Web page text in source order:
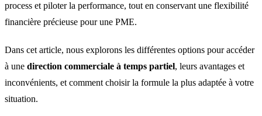
process et piloter la performance, tout en conservant une flexibilité
financière précieuse pour une PME.
Dans cet article, nous explorons les différentes options pour accéder
à une direction commerciale à temps partiel, leurs avantages et
inconvénients, et comment choisir la formule la plus adaptée à votre
situation.